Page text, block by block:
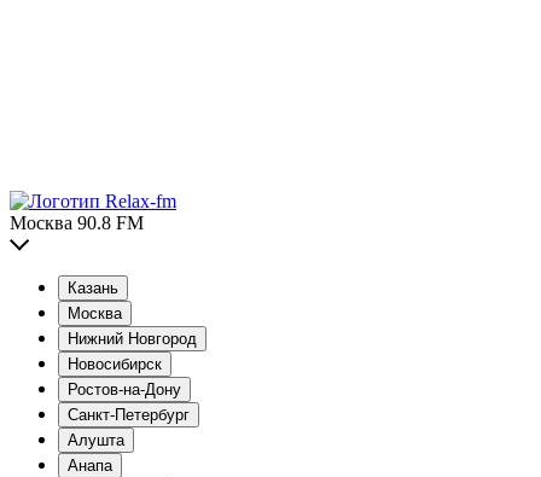
Москва 90.8 FM
Казань
Москва
Нижний Новгород
Новосибирск
Ростов-на-Дону
Санкт-Петербург
Алушта
Анапа